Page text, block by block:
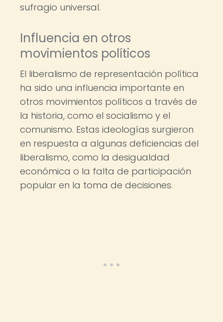
sufragio universal.
Influencia en otros
movimientos políticos
El liberalismo de representación política
ha sido una influencia importante en
otros movimientos políticos a través de
la historia, como el socialismo y el
comunismo. Estas ideologías surgieron
en respuesta a algunas deficiencias del
liberalismo, como la desigualdad
económica o la falta de participación
popular en la toma de decisiones.